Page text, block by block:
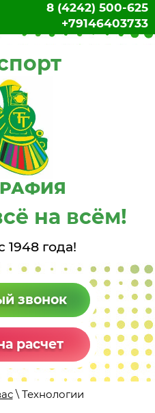
8 (4242) 500-625
+79146403733
на всём!
1948 года!
звонок
расчет
\ Технологии